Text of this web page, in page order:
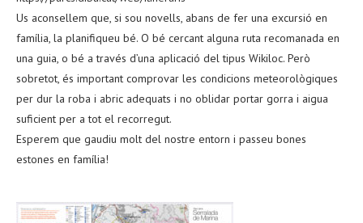
Us aconsellem que, si sou novells, abans de fer una excursió en
família, la planifiqueu bé. O bé cercant alguna ruta recomanada en
una guia, o bé a través d’una aplicació del tipus Wikiloc. Però
sobretot, és important comprovar les condicions meteorològiques
per dur la roba i abric adequats i no oblidar portar gorra i aigua
suficient per a tot el recorregut.
Esperem que gaudiu molt del nostre entorn i passeu bones
estones en família!